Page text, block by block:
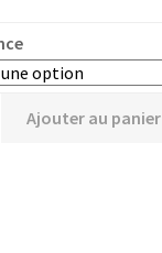
Ajouter au panier